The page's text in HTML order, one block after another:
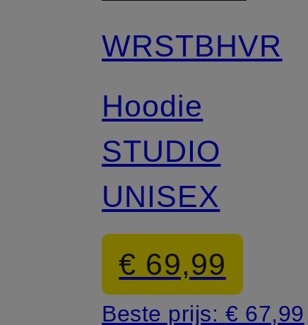
WRSTBHVR
Hoodie
STUDIO
UNISEX
€ 69,99
Beste prijs: € 67,99